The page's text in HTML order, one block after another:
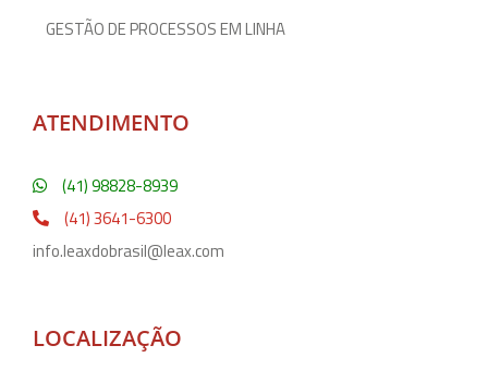
GESTÃO DE PROCESSOS EM LINHA
ATENDIMENTO
(41) 98828-8939
(41) 3641-6300
info.leaxdobrasil@leax.com
LOCALIZAÇÃO